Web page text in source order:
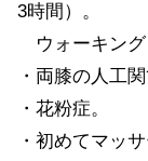
3時間）。
ウォーキング
・両膝の人工
・花粉症。
・初めてマッ